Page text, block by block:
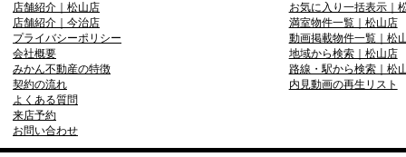
店舗紹介｜松山店
店舗紹介｜今治店
プライバシーポリシー
会社概要
みかん不動産の特徴
契約の流れ
よくある質問
来店予約
お問い合わせ
お気に入り一括表示｜
満室物件一覧｜松山店
動画掲載物件一覧｜松
地域から検索｜松山店
路線・駅から検索｜松
内見動画の再生リスト